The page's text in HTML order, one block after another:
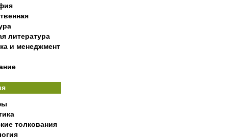
литература
и менеджмент
толкования